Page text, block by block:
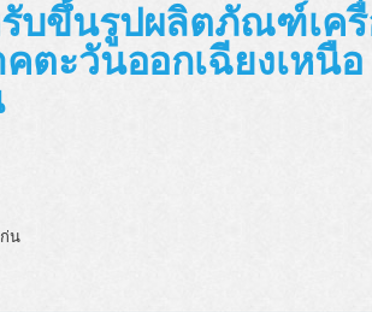
บขึ้นรูปผลิตภัณฑ์เครื่
ะวันออกเฉียงเหนื
น